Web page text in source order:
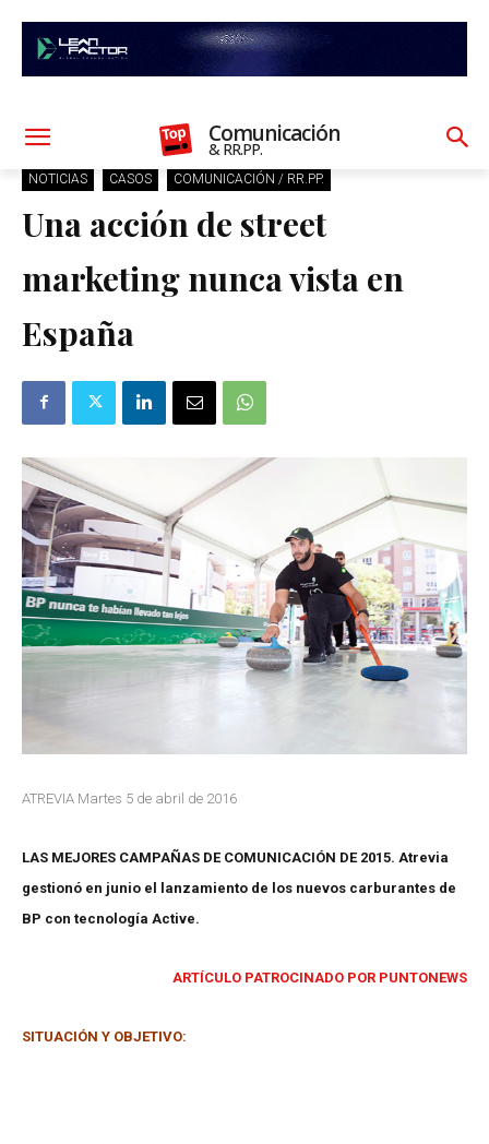
Comunicación
& RR.PP.
NOTICIAS CASOS COMUNICACIÓN / RR.PP.
Una acción de street
marketing nunca vista en
España
ATREVIA Martes 5 de abril de 2016
LAS MEJORES CAMPAÑAS DE COMUNICACIÓN DE 2015. Atrevia
gestionó en junio el lanzamiento de los nuevos carburantes de
BP con tecnología Active.
ARTÍCULO PATROCINADO POR PUNTONEWS
SITUACIÓN Y OBJETIVO: